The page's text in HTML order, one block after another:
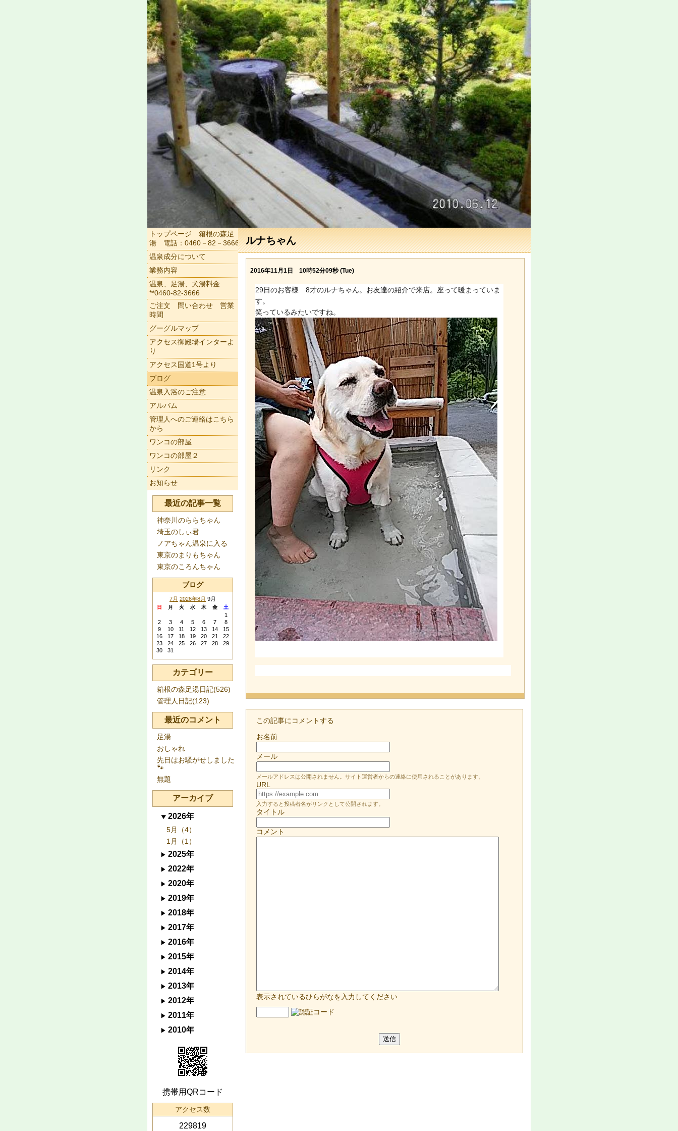
ルナちゃん
2016年11月1日 10時52分09秒 (Tue)
29日のお客様 8才のルナちゃん。お友達の紹介で来店。座って暖まっていま
す。
笑っているみたいですね。
この記事にコメントする
お名前
メール
メールアドレスは公開されません。サイト運営者からの連絡に使用されることがあります。
URL
入力すると投稿者名がリンクとして公開されます。
タイトル
コメント
表示されているひらがなを入力してください
トップページ 箱根の森足
湯 電話：0460－82－3666
温泉成分について
業務内容
温泉、足湯、犬湯料金
**0460-82-3666
ご注文 問い合わせ 営業
時間
グーグルマップ
アクセス御殿場インターよ
り
アクセス国道1号より
ブログ
温泉入浴のご注意
アルバム
管理人へのご連絡はこちら
から
ワンコの部屋
ワンコの部屋２
リンク
お知らせ
最近の記事一覧
神奈川のららちゃん
埼玉のしぃ君
ノアちゃん温泉に入る
東京のまりもちゃん
東京のころんちゃん
ブログ
7月 2026年8月 9月
日 月 火 水 木 金 土
1
2
3 4 5 6 7
8
9
10 11 12 13 14
15
16
17 18 19 20 21
22
23
24 25 26 27 28
29
30
31
カテゴリー
箱根の森足湯日記(526)
管理人日記(123)
最近のコメント
足湯
おしゃれ
先日はお騒がせしました
🐾
無題
アーカイブ
2026年
5月（4）
1月（1）
2025年
2022年
2020年
2019年
2018年
2017年
2016年
2015年
2014年
2013年
2012年
2011年
2010年
携帯用QRコード
アクセス数
229819